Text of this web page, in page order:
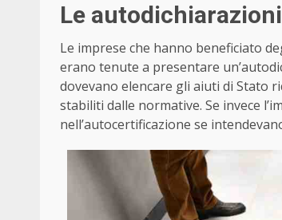
Le
Le imprese che hanno beneficiato
erano tenute a presentare
dovevano elencare gli aiuti di Stato
stabiliti dalle normative. Se invece
nell’autocertificazione se